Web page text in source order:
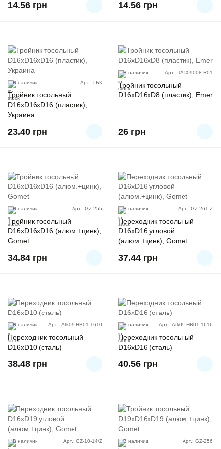
14.56 грн 14.56 грн
В наличии Арт.: ГБК
Тройник тосольный
D16хD16хD16 (пластик),
Украина
23.40 грн
В наличии Арт.: TAC09008.R01
Тройник тосольный
D16хD16хD8 (пластик), Emer
26 грн
В наличии Арт.: GZ-255
Тройник тосольный
D16xD16xD16 (алюм.+цинк),
Gomet
34.84 грн
В наличии Арт.: GZ-261 Z
Переходник тосольный
D16xD16 угловой
(алюм.+цинк), Gomet
37.44 грн
В наличии Арт.: Atk09.HB01.1610
Переходник тосольный
D16xD10 (сталь)
38.48 грн
В наличии Арт.: Atk09.HB01.1616
Переходник тосольный
D16xD16 (сталь)
40.56 грн
В наличии Арт.: GZ-10-14/Z В наличии Арт.: GZ-256